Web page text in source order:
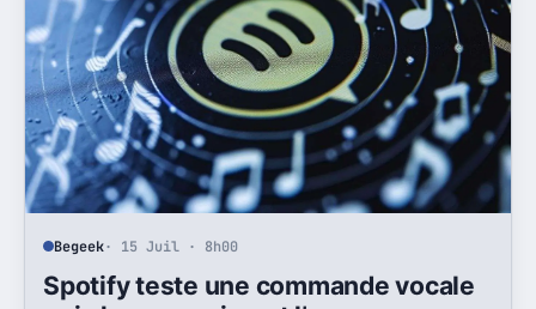
Begeek· 15 Juil · 8h00
Spotify teste une commande vocale